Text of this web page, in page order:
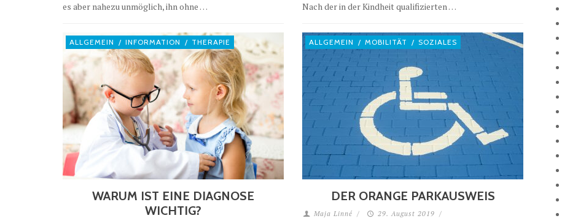
es aber nahezu unmöglich, ihn ohne …
Nach der in der Kindheit qualifizierten …
ALLGEMEIN / INFORMATION / THERAPIE
WARUM IST EINE DIAGNOSE
WICHTIG?
ALLGEMEIN / MOBILITÄT / SOZIALES
DER ORANGE PARKAUSWEIS
Maja Linné / 29. August 2019 /